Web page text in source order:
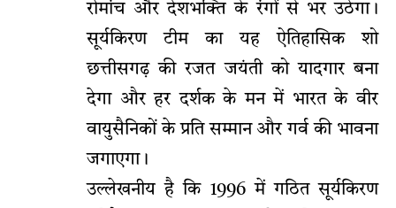
रोमांच और देशभक्ति के रंगों से भर उठेगा।
सूर्यकिरण टीम का यह ऐतिहासिक शो
छत्तीसगढ़ की रजत जयंती को यादगार बना
देगा और हर दर्शक के मन में भारत के वीर
वायुसैनिकों के प्रति सम्मान और गर्व की भावना
जगाएगा।
उल्लेखनीय है कि 1996 में गठित सूर्यकिरण